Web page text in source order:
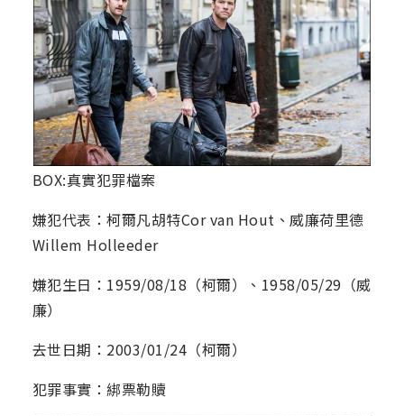
BOX:真實犯罪檔案
嫌犯代表：柯爾凡胡特Cor van Hout、威廉荷里德
Willem Holleeder
嫌犯生日：1959/08/18（柯爾）、1958/05/29（威
廉）
去世日期：2003/01/24（柯爾）
犯罪事實：綁票勒贖